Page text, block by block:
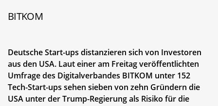
BITKOM
Deutsche Start-ups distanzieren sich von Investoren
aus den USA. Laut einer am Freitag veröffentlichten
Umfrage des Digitalverbandes BITKOM unter 152
Tech-Start-ups sehen sieben von zehn Gründern die
USA unter der Trump-Regierung als Risiko für die